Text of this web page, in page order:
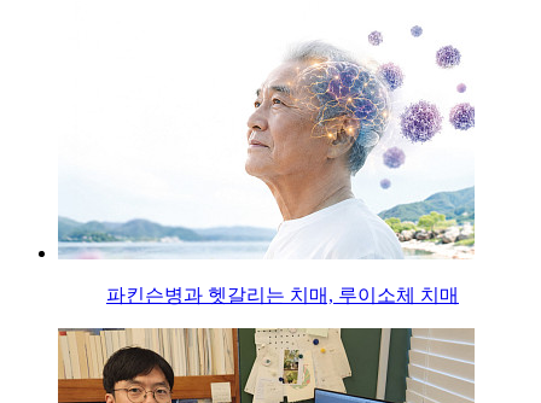
파킨슨병과 헷갈리는 치매, 루이소체 치매